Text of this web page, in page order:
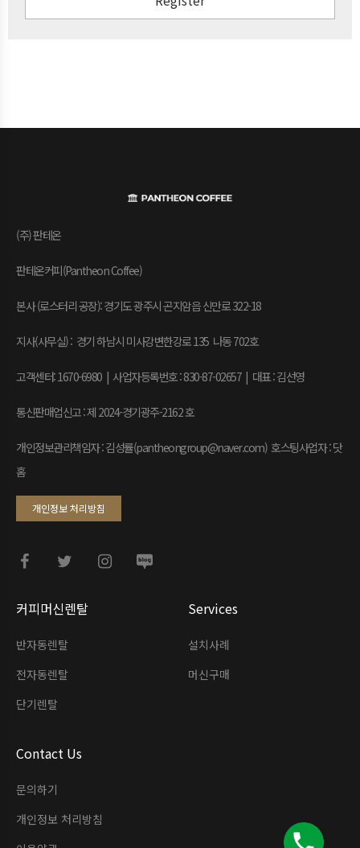
커피머신렌탈
반자동렌탈
전자동렌탈
단기렌탈
Services
설치사례
머신구매
Contact Us
문의하기
개인정보 처리방침
(주) 판테온
판테온커피(Pantheon Coffee)
본사 (로스터리 공장): 경기도 광주시 곤지암읍 신만로 322-18
지사(사무실) : 경기 하남시 미사강변한강로 135 나동 702호
고객센터: 1670-6980 | 사업자등록번호 : 830-87-02657 | 대표 : 김선영
통신판매업신고 : 제 2024-경기광주-2162 호
개인정보관리책임자 : 김성률(pantheongroup@naver.com) 호스팅사업자 : 닷
홈
개인정보 처리방침